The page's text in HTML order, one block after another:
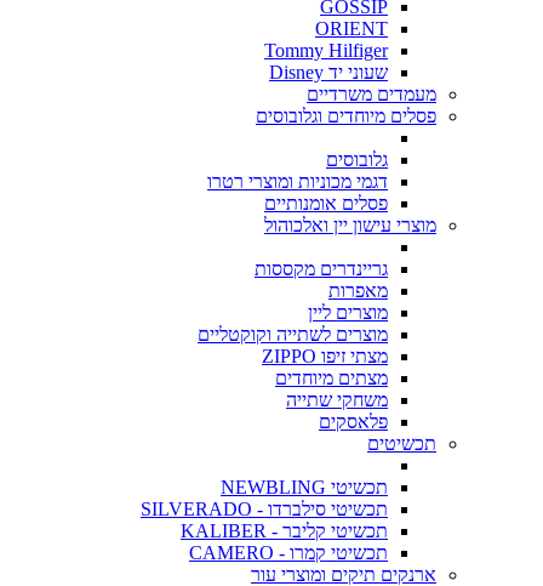
GOSSIP
ORIENT
Tommy Hilfiger
שעוני יד Disney
מעמדים משרדיים
פסלים מיוחדים וגלובוסים
גלובוסים
דגמי מכוניות ומוצרי רטרו
פסלים אומנותיים
מוצרי עישון יין ואלכוהול
גריינדרים מקססות
מאפרות
מוצרים ליין
מוצרים לשתייה וקוקטליים
מצתי זיפו ZIPPO
מצתים מיוחדים
משחקי שתייה
פלאסקים
תכשיטים
תכשיטי NEWBLING
תכשיטי סילברדו - SILVERADO
תכשיטי קליבר - KALIBER
תכשיטי קמרו - CAMERO
ארנקים תיקים ומוצרי עור